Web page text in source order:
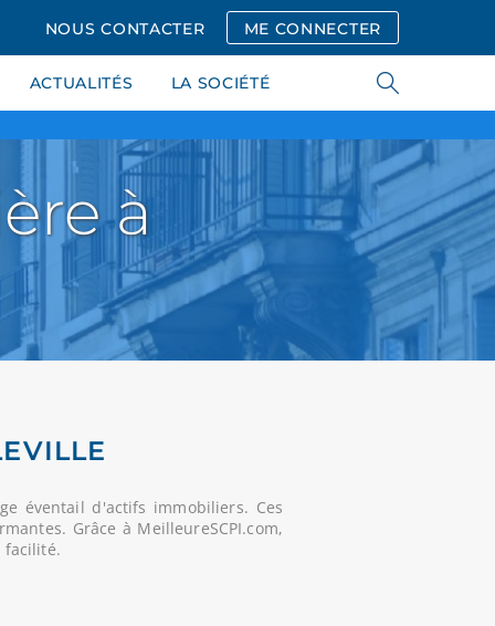
NOUS CONTACTER ME CONNECTER
ACTUALITÉS LA SOCIÉTÉ
à
éventail d'actifs immobiliers. Ces
Grâce à MeilleureSCPI.com,
facilité.